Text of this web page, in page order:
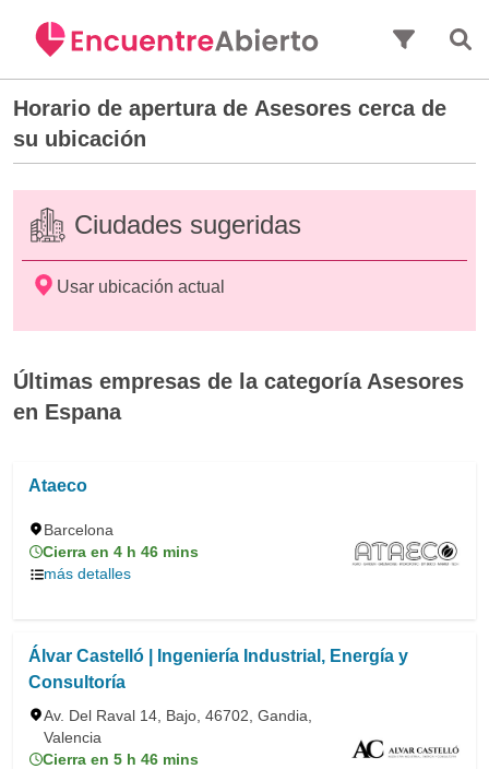
Horario de apertura de Asesores cerca de
su ubicación
Ciudades sugeridas
Usar ubicación actual
Últimas empresas de la categoría Asesores
en Espana
Ataeco
Barcelona
Cierra en 4 h 46 mins
más detalles
Álvar Castelló | Ingeniería Industrial, Energía y
Consultoría
Av. Del Raval 14, Bajo, 46702, Gandia,
Valencia
Cierra en 5 h 46 mins